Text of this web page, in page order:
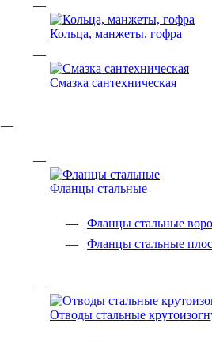
Кольца, манжеты, гофра
Смазка сантехническая
Фланцы стальные
Фланцы стальные
Фланцы стальные
Отводы стальные